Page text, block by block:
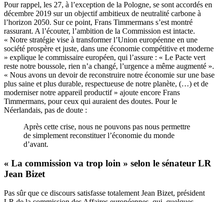
Pour rappel, les 27, à l’exception de la Pologne, se sont accordés en
décembre 2019 sur un objectif ambitieux de neutralité carbone à
l’horizon 2050. Sur ce point, Frans Timmermans s’est montré
rassurant. A l’écouter, l’ambition de la Commission est intacte.
« Notre stratégie vise à transformer l’Union européenne en une
société prospère et juste, dans une économie compétitive et moderne
» explique le commissaire européen, qui l’assure : « Le Pacte vert
reste notre boussole, rien n’a changé, l’urgence a même augmenté ».
« Nous avons un devoir de reconstruire notre économie sur une base
plus saine et plus durable, respectueuse de notre planète, (…) et de
moderniser notre appareil productif » ajoute encore Frans
Timmermans, pour ceux qui auraient des doutes. Pour le
Néerlandais, pas de doute :
Après cette crise, nous ne pouvons pas nous permettre
de simplement reconstituer l’économie du monde
d’avant.
« La commission va trop loin » selon le sénateur LR
Jean Bizet
Pas sûr que ce discours satisfasse totalement Jean Bizet, président